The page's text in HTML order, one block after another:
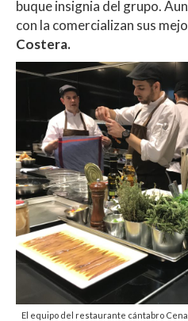
buque insignia del grupo.
con la comercializan sus
Costera.
El equipo del restaurante cántabro